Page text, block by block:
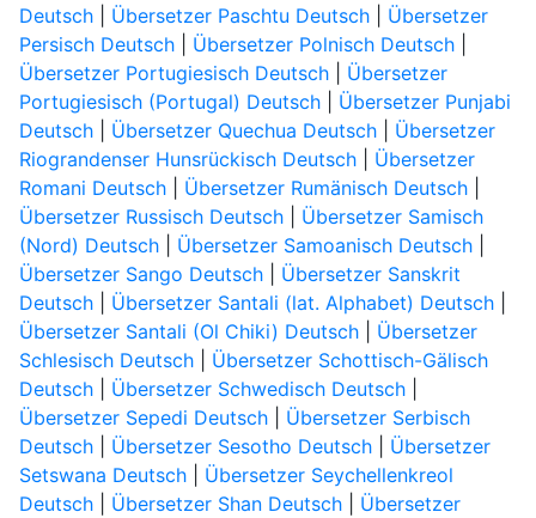
Deutsch| Übersetzer Paschtu Deutsch| Übersetzer
Persisch Deutsch| Übersetzer Polnisch Deutsch|
Übersetzer Portugiesisch Deutsch| Übersetzer
Portugiesisch (Portugal) Deutsch| Übersetzer Punjabi
Deutsch| Übersetzer Quechua Deutsch| Übersetzer
Riograndenser Hunsrückisch Deutsch| Übersetzer
Romani Deutsch| Übersetzer Rumänisch Deutsch|
Übersetzer Russisch Deutsch| Übersetzer Samisch
(Nord) Deutsch| Übersetzer Samoanisch Deutsch|
Übersetzer Sango Deutsch| Übersetzer Sanskrit
Deutsch| Übersetzer Santali (lat. Alphabet) Deutsch|
Übersetzer Santali (Ol Chiki) Deutsch| Übersetzer
Schlesisch Deutsch| Übersetzer Schottisch-Gälisch
Deutsch| Übersetzer Schwedisch Deutsch|
Übersetzer Sepedi Deutsch| Übersetzer Serbisch
Deutsch| Übersetzer Sesotho Deutsch| Übersetzer
Setswana Deutsch| Übersetzer Seychellenkreol
Deutsch| Übersetzer Shan Deutsch| Übersetzer